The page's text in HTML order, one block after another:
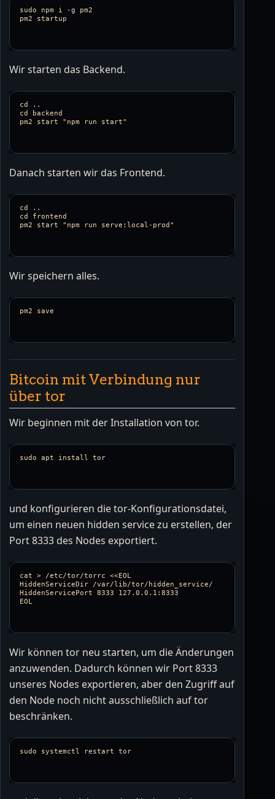
sudo npm i -g pm2
Wir starten das Backend.
cd ..
cd backend
Danach starten wir das Frontend.
cd ..
cd frontend
Wir speichern alles.
Bitcoin mit Verbindung nur
über tor
Wir beginnen mit der Installation von tor.
und konfigurieren die tor-Konfigurationsdatei,
um einen neuen hidden service zu erstellen, der
Port 8333 des Nodes exportiert.
cat > /etc/tor/torrc <<EOL
HiddenServiceDir /var/lib/tor/hidden_service/
HiddenServicePort 8333 127.0.0.1:8333
Wir können tor neu starten, um die Änderungen
anzuwenden. Dadurch können wir Port 8333
unseres Nodes exportieren, aber den Zugriff auf
den Node noch nicht ausschließlich auf tor
beschränken.